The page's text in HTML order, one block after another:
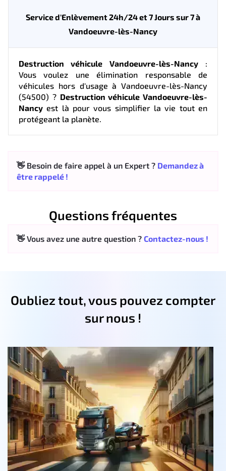
Service d'Enlèvement 24h/24 et 7 Jours sur 7 à
Vandoeuvre-lès-Nancy
Destruction véhicule Vandoeuvre-lès-Nancy:
Vous voulez une élimination responsable de
véhicules hors d'usage à Vandoeuvre-lès-Nancy
(54500) ? Destruction véhicule Vandoeuvre-lès-
Nancy est là pour vous simplifier la vie tout en
protégeant la planète.
👋 Besoin de faire appel à un Expert ? Demandez à
être rappelé !
Questions fréquentes
👋 Vous avez une autre question ? Contactez-nous !
Oubliez tout, vous pouvez compter
sur nous !